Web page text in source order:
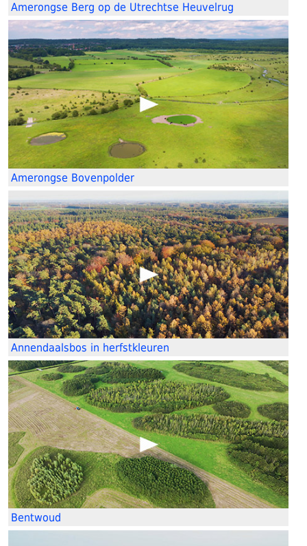
Amerongse Berg op de Utrechtse Heuvelrug
Amerongse Bovenpolder
Annendaalsbos in herfstkleuren
Bentwoud